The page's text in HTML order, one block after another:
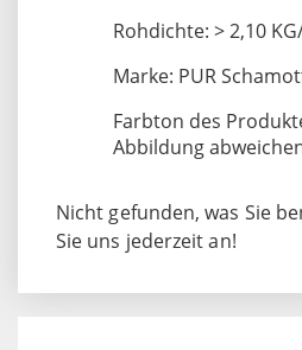
Rohdichte: > 2,10
Marke: PUR
Farbton des
Abbildung
Nicht gefunden, was Sie
Sie uns jederzeit an!